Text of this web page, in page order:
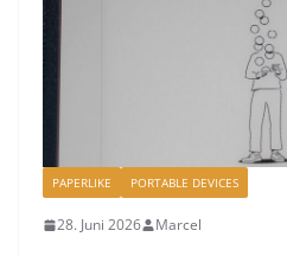
PAPERLIKE PORTABLE DEVICES
28. Juni 2026 Marcel